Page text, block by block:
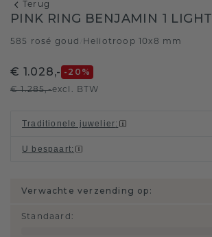
Terug
PINK RING BENJAMIN 1 LIGHT
585 rosé goud Heliotroop 10x8 mm
€ 1.028,- -20 %
€ 1.285,-excl. BTW
Traditionele juwelier:
U bespaart:
Verwachte verzending op:
Standaard :